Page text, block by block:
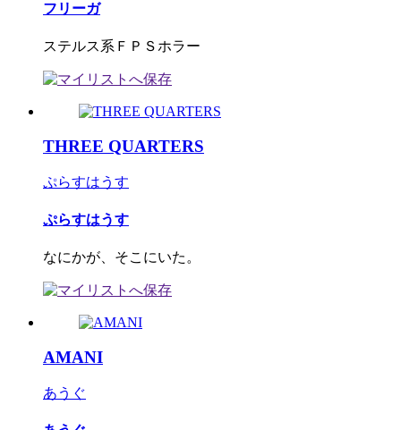
フリーガ
ステルス系ＦＰＳホラー
THREE QUARTERS
ぷらすはうす
ぷらすはうす
なにかが、そこにいた。
AMANI
あうぐ